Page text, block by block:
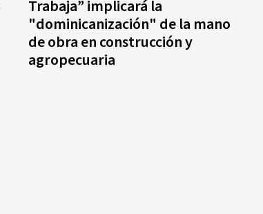
Trabaja” implicará la
"dominicanización" de la mano
de obra en construcción y
agropecuaria